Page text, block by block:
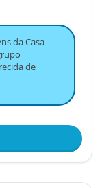
da Casa
de